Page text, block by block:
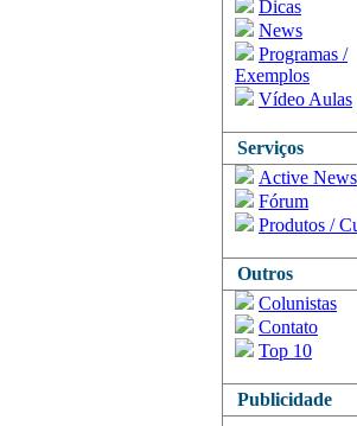
Dicas
News
Programas /
Exemplos
Vídeo Aulas
Serviços
Active News
Fórum
Produtos /
Outros
Colunistas
Contato
Top 10
Publicidade